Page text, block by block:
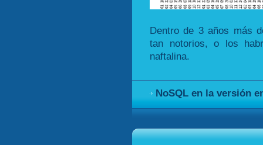
Dentro de 3 años más
tan notorios, o los
naftalina.
NoSQL en la versión